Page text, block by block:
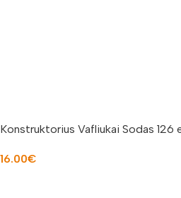
Konstruktorius Vafliukai Sodas 126
16.00€